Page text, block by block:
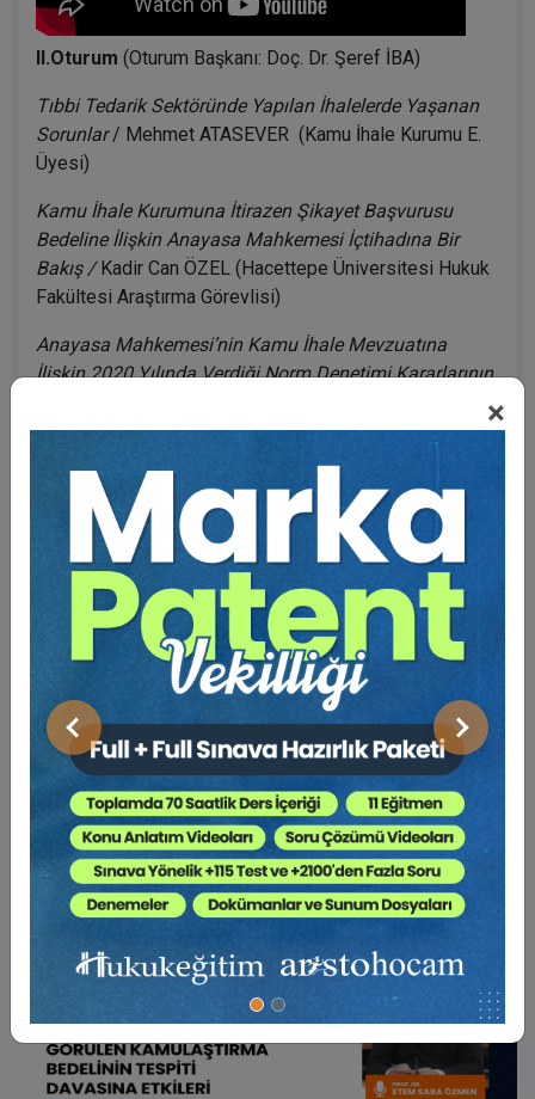
×
Önceki Sonraki
II.Oturum (Oturum Başkanı: Doç. Dr. Şeref İBA)
Tıbbi Tedarik Sektöründe Yapılan İhalelerde Yaşanan
Sorunlar/ Mehmet ATASEVER (Kamu İhale Kurumu E.
Üyesi)
Kamu İhale Kurumuna İtirazen Şikayet Başvurusu
Bedeline İlişkin Anayasa Mahkemesi İçtihadına Bir
Bakış /Kadir Can ÖZEL (Hacettepe Üniversitesi Hukuk
Fakültesi Araştırma Görevlisi)
Anayasa Mahkemesi’nin Kamu İhale Mevzuatına
İlişkin 2020 Yılında Verdiği Norm Denetimi Kararlarının
(Cumhuriyet Savcısı/Anayasa Mahkemesi E. Raportörü)
Oturum Değerlendirme
BENZER VIDEO EĞITIMLER
Video Eğitim Abonesi Ol: Sadece 5490 TL / Yıllık
Prof. Dr. Etem Saba ÖZMEN